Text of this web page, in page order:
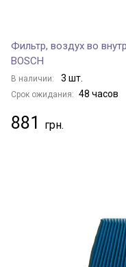
Фильтр, воздух во
BOSCH
В наличии: 3 шт.
Срок ожидания: 48 часов
881